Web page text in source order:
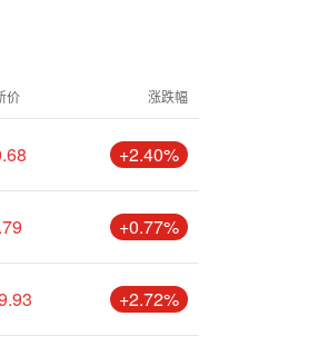
价 涨跌幅
+2.40%
+0.77%
+2.72%